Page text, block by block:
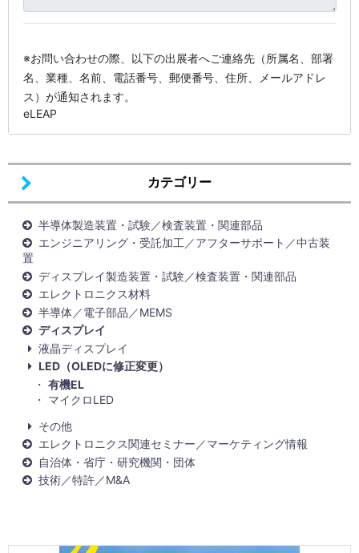
カテゴリー
半導体製造装置・試験／検査装置・関連部品
エンジニアリング・受託加工／アフターサポート／中古装
置
ディスプレイ製造装置・試験／検査装置・関連部品
エレクトロニクス材料
半導体／電子部品／MEMS
ディスプレイ
液晶ディスプレイ
LED（OLEDに修正変更）
有機EL
マイクロLED
その他
エレクトロニクス関連セミナー／マーケティング情報
自治体・省庁・研究機関・団体
技術／特許／M&A
※お問い合わせの際、以下の出展者へご連絡先（所属名、部署
名、業種、名前、電話番号、郵便番号、住所、メールアドレ
ス）が通知されます。
eLEAP